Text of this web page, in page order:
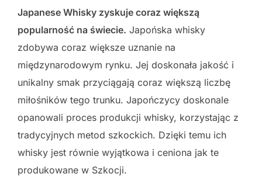
Japanese Whisky zyskuje coraz większą
popularność na świecie. Japońska whisky
zdobywa coraz większe uznanie na
międzynarodowym rynku. Jej doskonała jakość i
unikalny smak przyciągają coraz większą liczbę
miłośników tego trunku. Japończycy doskonale
opanowali proces produkcji whisky, korzystając z
tradycyjnych metod szkockich. Dzięki temu ich
whisky jest równie wyjątkowa i ceniona jak te
produkowane w Szkocji.